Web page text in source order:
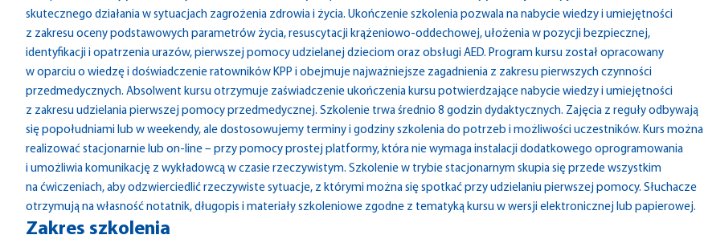
skutecznego działania w sytuacjach zagrożenia zdrowia i życia. Ukończenie szkolenia pozwala na nabycie wiedzy i umiejętności
z zakresu oceny podstawowych parametrów życia, resuscytacji krążeniowo-oddechowej, ułożenia w pozycji bezpiecznej,
identyfikacji i opatrzenia urazów, pierwszej pomocy udzielanej dzieciom oraz obsługi AED. Program kursu został opracowany
w oparciu o wiedzę i doświadczenie ratowników KPP i obejmuje najważniejsze zagadnienia z zakresu pierwszych czynności
przedmedycznych. Absolwent kursu otrzymuje zaświadczenie ukończenia kursu potwierdzające nabycie wiedzy i umiejętności
z zakresu udzielania pierwszej pomocy przedmedycznej. Szkolenie trwa średnio 8 godzin dydaktycznych. Zajęcia z reguły odbywają
się popołudniami lub w weekendy, ale dostosowujemy terminy i godziny szkolenia do potrzeb i możliwości uczestników. Kurs można
realizować stacjonarnie lub on-line – przy pomocy prostej platformy, która nie wymaga instalacji dodatkowego oprogramowania
i umożliwia komunikację z wykładowcą w czasie rzeczywistym. Szkolenie w trybie stacjonarnym skupia się przede wszystkim
na ćwiczeniach, aby odzwierciedlić rzeczywiste sytuacje, z którymi można się spotkać przy udzielaniu pierwszej pomocy. Słuchacze
otrzymują na własność notatnik, długopis i materiały szkoleniowe zgodne z tematyką kursu w wersji elektronicznej lub papierowej.
Zakres szkolenia